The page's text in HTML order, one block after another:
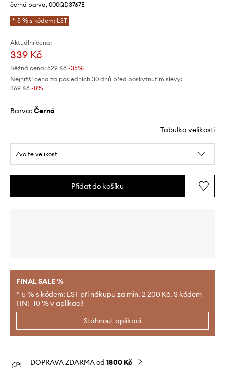
černá barva, 000QD3767E
*-5 % s kódem: LST
Aktuální cena:
339 Kč
Běžná cena: 529 Kč -35%
Nejnižší cena za posledních 30 dnů před poskytnutím slevy:
369 Kč -8%
Barva: černá
Tabulka velikosti
Zvolte velikost
Přidat do košíku
FINAL SALE %
*-5 % s kódem: LST při nákupu za min. 2 200 Kč. S kódem
FIN: -10 % v aplikaci!
Stáhnout aplikaci
DOPRAVA ZDARMA od 1800 Kč